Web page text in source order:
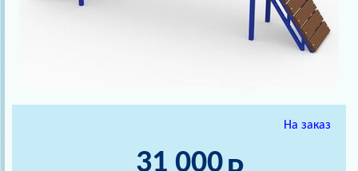
На заказ
31 000